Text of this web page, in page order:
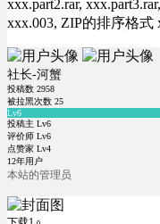
xxx.part2.rar,
xxx.003, ZIP的排序格式
社长-河蟹
投稿数 2958
被拉黑次数 25
Lv6
投稿主 Lv6
评价师 Lv6
点赞家 Lv4
12年用户
本站的管理员